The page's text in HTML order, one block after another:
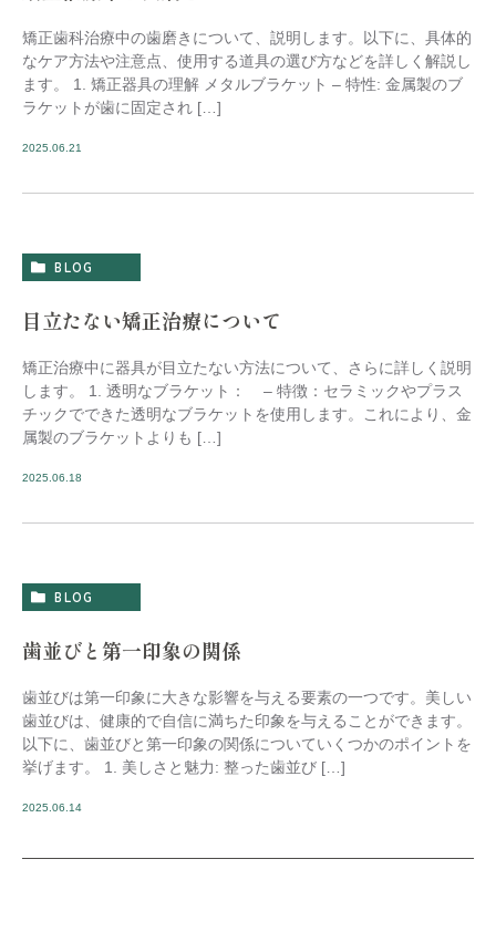
矯正歯科治療中の歯磨きについて、説明します。以下に、具体的
なケア方法や注意点、使用する道具の選び方などを詳しく解説し
ます。 1. 矯正器具の理解 メタルブラケット – 特性: 金属製のブ
ラケットが歯に固定され […]
2025.06.21
BLOG
目立たない矯正治療について
矯正治療中に器具が目立たない方法について、さらに詳しく説明
します。 1. 透明なブラケット： – 特徴：セラミックやプラス
チックでできた透明なブラケットを使用します。これにより、金
属製のブラケットよりも […]
2025.06.18
BLOG
歯並びと第一印象の関係
歯並びは第一印象に大きな影響を与える要素の一つです。美しい
歯並びは、健康的で自信に満ちた印象を与えることができます。
以下に、歯並びと第一印象の関係についていくつかのポイントを
挙げます。 1. 美しさと魅力: 整った歯並び […]
2025.06.14